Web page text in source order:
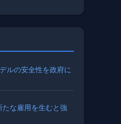
ルの安全性を政府に
な雇用を生むと強